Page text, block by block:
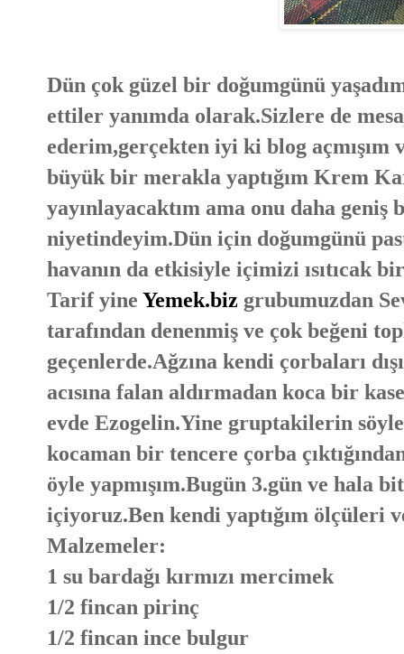
Dün çok güzel bir doğumgünü
ettiler yanımda olarak.Sizlere de
ederim,gerçekten iyi ki blog açmışım
büyük bir merakla yaptığım Krem
yayınlayacaktım ama onu daha
niyetindeyim.Dün için doğumgünü
havanın da etkisiyle içimizi ısıtıcak
Tarif yine Yemek.biz grubumuzdan
tarafından denenmiş ve çok beğeni
geçenlerde.Ağzına kendi çorbaları
acısına falan aldırmadan koca bir
evde Ezogelin.Yine gruptakilerin
kocaman bir tencere çorba
öyle yapmışım.Bugün 3.gün ve hala
içiyoruz.Ben kendi yaptığım ölçüleri
Malzemeler:
1 su bardağı kırmızı mercimek
1/2 fincan pirinç
1/2 fincan ince bulgur